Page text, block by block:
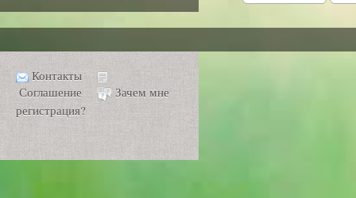
Контакты
Соглашение
Зачем мне
регистрация?